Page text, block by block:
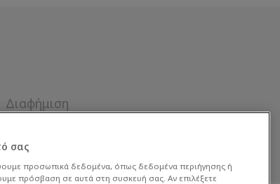
σας
προσωπικά δεδομένα, όπως δεδομένα περιήγησης ή
πρόσβαση σε αυτά στη συσκευή σας. Αν επιλέξετε